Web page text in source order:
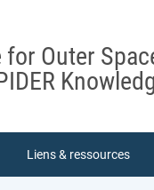
for Outer
Liens & ressources